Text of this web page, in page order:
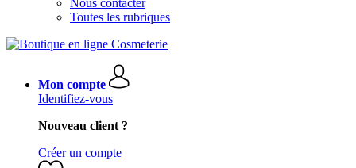
Nous contacter
Toutes les rubriques
Mon compte
Identifiez-vous
Nouveau client ?
Créer un compte